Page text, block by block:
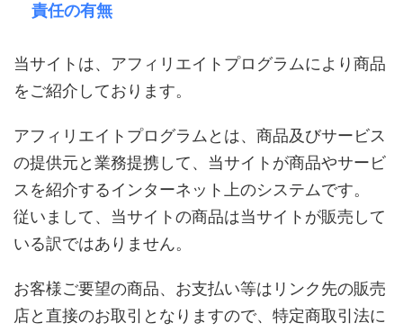
責任の有無
当サイトは、アフィリエイトプログラムにより商品
をご紹介しております。
アフィリエイトプログラムとは、商品及びサービス
の提供元と業務提携して、当サイトが商品やサービ
スを紹介するインターネット上のシステムです。
従いまして、当サイトの商品は当サイトが販売して
いる訳ではありません。
お客様ご要望の商品、お支払い等はリンク先の販売
店と直接のお取引となりますので、特定商取引法に